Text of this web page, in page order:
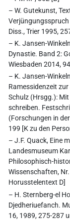
– W. Gutekunst,
Diss., Trier 1995,
– K. Jansen-
Dynastie. Band 2:
Wiesbaden 2014,
– K. Jansen-
Ramessidenzeit zur
Schulz (Hrsgg.):
schreiben.
(Forschungen in
199 [K zu den
– J.F. Quack, Eine
Landesmuseum
Philosophisch-
Wissenschaften,
Horusstelentext D]
– H. Sternberg-el
Djedheriuefanch.
16, 1989, 275-287